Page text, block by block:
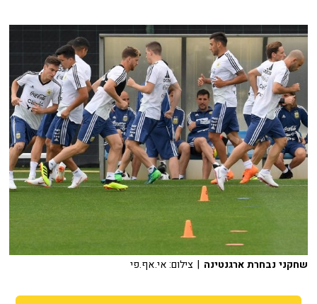
שחקני נבחרת ארגנטינה | צילום: אי.אף.פי